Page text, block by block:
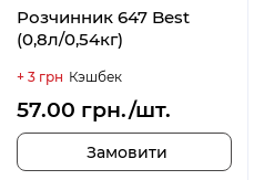
Розчинник 647 Best
(0,8л/0,54кг)
+ 3 грн Кэшбек
57.00 грн./шт.
Замовити